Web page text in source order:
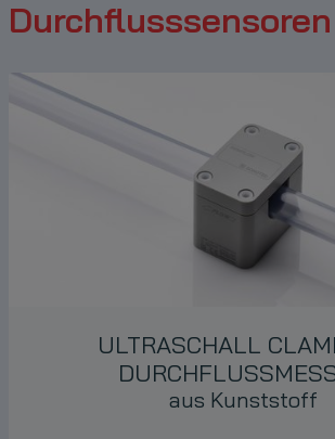
Durchflusssensoren
ULTRASCHALL
aus Kunststoff